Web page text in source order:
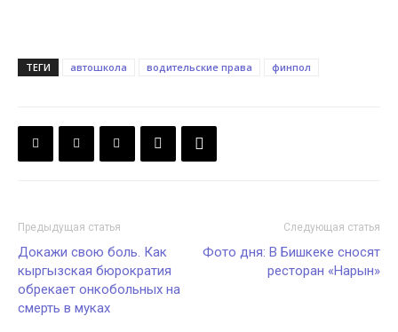
ТЕГИ автошкола водительские права финпол
Предыдущая статья
Докажи свою боль. Как
кыргызская бюрократия
обрекает онкобольных на
смерть в муках
Следующая статья
Фото дня: В Бишкеке cносят
ресторан «Нарын»